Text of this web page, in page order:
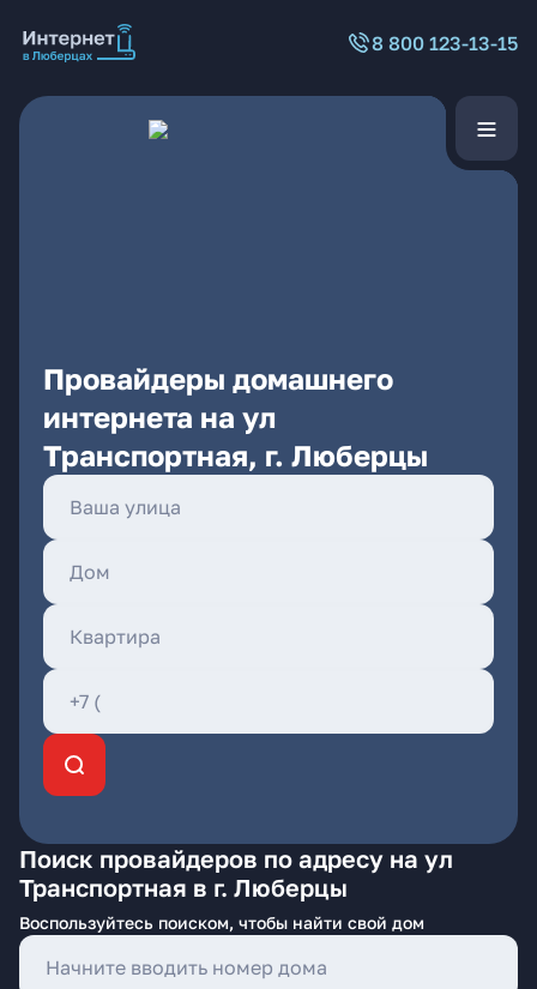
8 800 123-13-15
Провайдеры домашнего
интернета на ул
Транспортная, г. Люберцы
Поиск провайдеров по адресу на ул
Транспортная в г. Люберцы
Воспользуйтесь поиском, чтобы найти свой дом